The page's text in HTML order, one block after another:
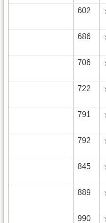
602
686
706
722
791
792
845
889
990